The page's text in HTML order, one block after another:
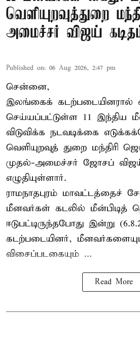
வெளியுறவுத்துறை
அமைச்சர் விஜய்
Published on: 06 Aug 2026, 2:47 pm
சென்னை,
இலங்கைக் கடற்படையினரால்
செய்யப்பட்டுள்ள 11 இந்திய
விடுவிக்க நடவடிக்கை
வெளியுறவுத் துறை மந்திரி
முதல்-அமைச்சர் ஜோசப்
எழுதியுள்ளார்.
ராமநாதபுரம் மாவட்டத்தைச்
மீனவர்கள் கடலில் மீன்பிடித்
ஈடுபட்டிருந்தபோது இன்று
கடற்படையினர்,
விசைப்படகையும் ...
Read More